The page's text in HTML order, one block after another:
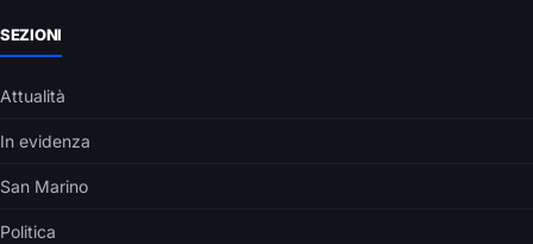
SEZIONI
Attualità
In evidenza
San Marino
Politica